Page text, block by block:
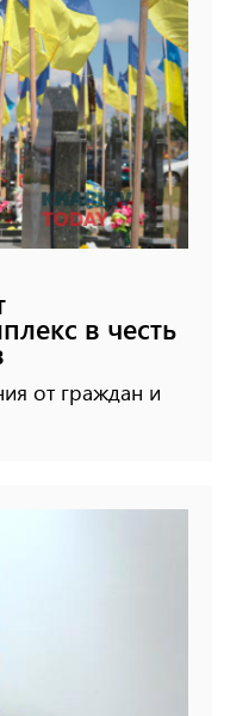
в честь
от граждан и